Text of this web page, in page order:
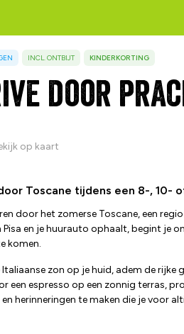
INCL. ONTBIJT KINDERKORTING
door
op kaart
Toscane tijdens een 8-, 10-
door het zomerse Toscane, een
en je huurauto ophaalt, begint je
komen.
zon op je huid, adem de rijke
een espresso op een zonnig terras,
herinneringen te maken die je voor